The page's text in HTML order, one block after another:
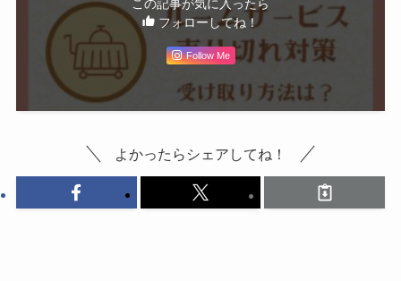
この記事が気に入ったら
フォローしてね！
Follow Me
よかったらシェアしてね！